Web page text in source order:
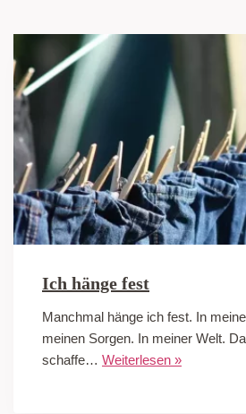
Ich hänge fest
Manchmal hänge ich fest. In
meinen Sorgen. In meiner Welt.
schaffe… Weiterlesen »